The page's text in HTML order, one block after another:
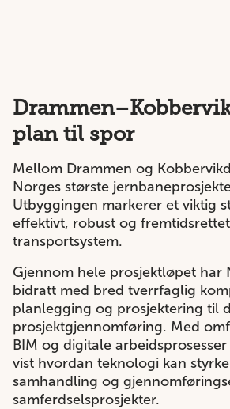
plan til spor
Mellom Drammen og
Norges største
Utbyggingen markerer et viktig
effektivt, robust og fremtidsrettet
transportsystem.
Gjennom hele prosjektløpet har
bidratt med bred tverrfaglig
planlegging og prosjektering til
prosjektgjennomføring. Med
BIM og digitale
vist hvordan teknologi kan
samhandling og
samferdselsprosjekter.